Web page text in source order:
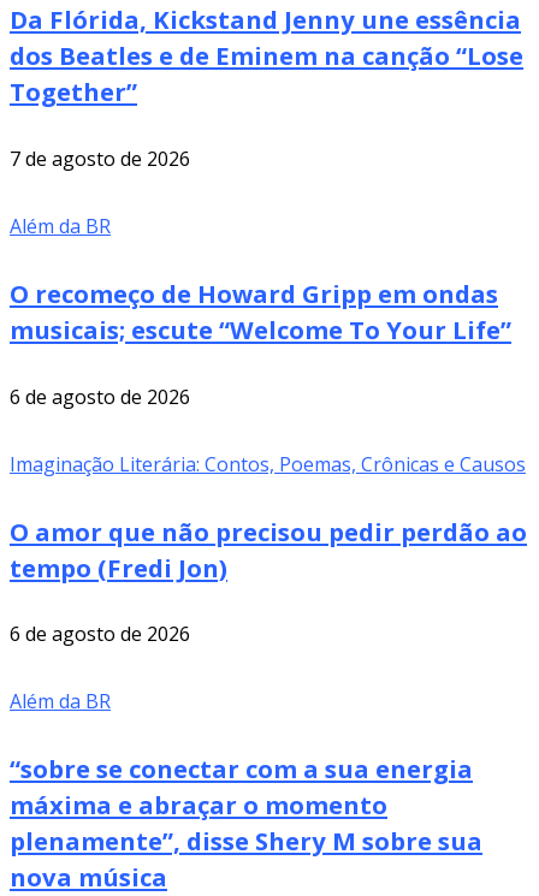
Da Flórida, Kickstand Jenny une essência
dos Beatles e de Eminem na canção “Lose
Together”
7 de agosto de 2026
Além da BR
O recomeço de Howard Gripp em ondas
musicais; escute “Welcome To Your Life”
6 de agosto de 2026
Imaginação Literária: Contos, Poemas, Crônicas e Causos
O amor que não precisou pedir perdão ao
tempo (Fredi Jon)
6 de agosto de 2026
Além da BR
“sobre se conectar com a sua energia
máxima e abraçar o momento
plenamente”, disse Shery M sobre sua
nova música